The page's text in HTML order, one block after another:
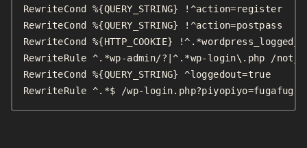
RewriteCond %{QUERY_STRING} !^action=register
RewriteCond %{QUERY_STRING} !^action=postpass
RewriteCond %{HTTP_COOKIE}
RewriteRule ^.*wp-admin/?|^.*wp-login\.php /
RewriteCond %{QUERY_STRING} ^loggedout=true
RewriteRule ^.*$ /wp-login.php?piyopiyo=fugafuga